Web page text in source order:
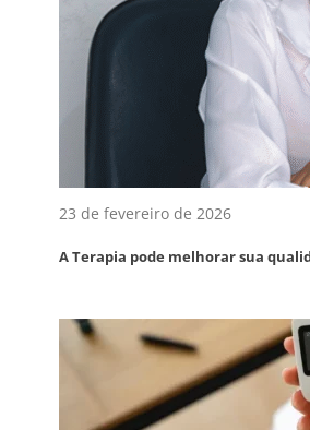
23 de fevereiro de 2026
A Terapia pode melhorar sua